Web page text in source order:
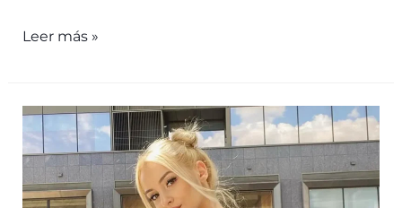
¿Qué
es
lidiar
con
una
Leer más »